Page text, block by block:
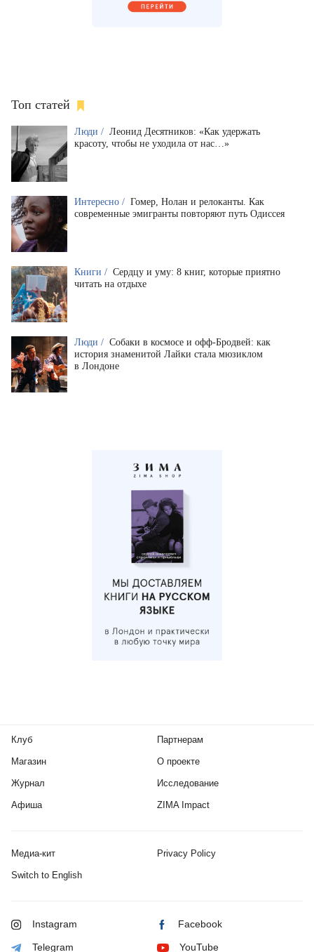
Топ статей
Люди / Леонид Десятников: «Как удержать
красоту, чтобы не уходила от нас…»
Интересно / Гомер, Нолан и релоканты. Как
современные эмигранты повторяют путь Одиссея
Книги / Сердцу и уму: 8 книг, которые приятно
читать на отдыхе
Люди / Собаки в космосе и офф-Бродвей: как
история знаменитой Лайки стала мюзиклом
в Лондоне
Клуб
Магазин
Журнал
Афиша
Партнерам
О проекте
Исследование
ZIMA Impact
Медиа-кит Privacy Policy
Switch to English
Instagram Facebook
Telegram YouTube